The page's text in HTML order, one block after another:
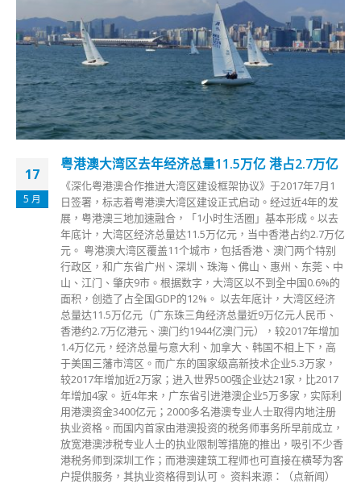
17
5 月
粤港澳大湾区去年经济总量11.5万亿 港占2.7万亿
《深化粤港澳合作推进大湾区建设框架协议》于2017年7月1
日签署，标志着粤港澳大湾区建设正式启动。经过近4年的发
展，粤港澳三地加速融合，「1小时生活圈」基本形成。以去
年底计，大湾区经济总量达11.5万亿元，当中香港占约2.7万亿
元。 粤港澳大湾区覆盖11个城市，包括香港、澳门两个特别
行政区，和广东省广州、深圳、珠海、佛山、惠州、东莞、中
山、江门、肇庆9市。根据数字，大湾区以不到全中国0.6%的
面积，创造了占全国GDP的12%。 以去年底计，大湾区经济
总量达11.5万亿元（广东珠三角经济总量近9万亿元人民币、
香港约2.7万亿港元、澳门约1944亿澳门元），较2017年增加
1.4万亿元，经济总量与意大利、加拿大、韩国不相上下，高
于美国三藩市湾区。而广东的国家级高新技术企业5.3万家，
较2017年增加近2万家；进入世界500强企业达21家，比2017
年增加4家。 近4年来，广东省引进港澳企业5万多家，实际利
用港澳资金3400亿元；2000多名港澳专业人士取得内地注册
执业资格。而国内首家由港澳投资的税务师事务所早前成立，
放宽港澳涉税专业人士的执业限制等措施的推出，吸引不少香
港税务师到深圳工作；而港澳建筑工程师也可直接在横琴为客
户提供服务，其执业资格得到认可。 资料来源：（点新闻）